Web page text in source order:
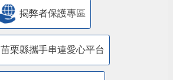
揭弊者保護專區
苗栗縣攜手串連愛心平台